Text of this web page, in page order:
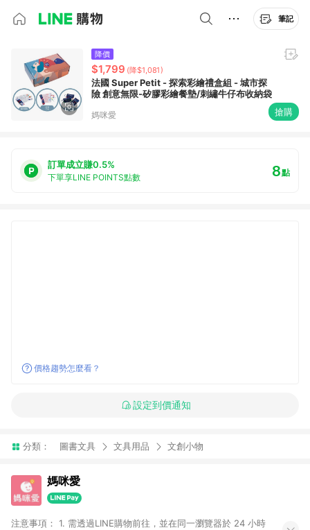
筆記
降價
$1,799 (降$1,081)
法國 Super Petit - 探索彩繪禮盒組 - 城市探
險 創意無限-矽膠彩繪餐墊/刺繡牛仔布收納袋
媽咪愛 搶購
訂單成立賺0.5%
下單享LINE POINTS點數 8點
價格趨勢怎麼看？
設定到價通知
分類： 圖書文具 文具用品 文創小物
媽咪愛
注意事項： 1. 需透過LINE購物前往，並在同一瀏覽器於 24 小時